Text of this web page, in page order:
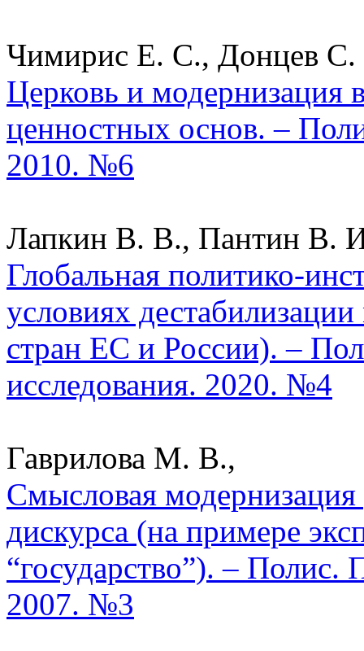
Чимирис Е. С., Донцев
Церковь и модернизация
ценностных основ. –
2010. №6
Лапкин В. В., Пантин В.
Глобальная политико-
условиях
стран ЕС и России). –
исследования. 2020. №4
Гаврилова М. В.,
Смысловая модернизация
дискурса (на примере
“государство”). – Полис.
2007. №3